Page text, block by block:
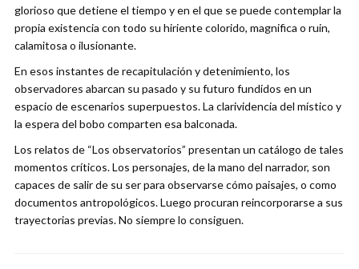
glorioso que detiene el tiempo y en el que se puede contemplar la
propia existencia con todo su hiriente colorido, magnifica o ruin,
calamitosa o ilusionante.
En esos instantes de recapitulación y detenimiento, los
observadores abarcan su pasado y su futuro fundidos en un
espacio de escenarios superpuestos. La clarividencia del místico y
la espera del bobo comparten esa balconada.
Los relatos de “Los observatorios” presentan un catálogo de tales
momentos críticos. Los personajes, de la mano del narrador, son
capaces de salir de su ser para observarse cómo paisajes, o como
documentos antropológicos. Luego procuran reincorporarse a sus
trayectorias previas. No siempre lo consiguen.